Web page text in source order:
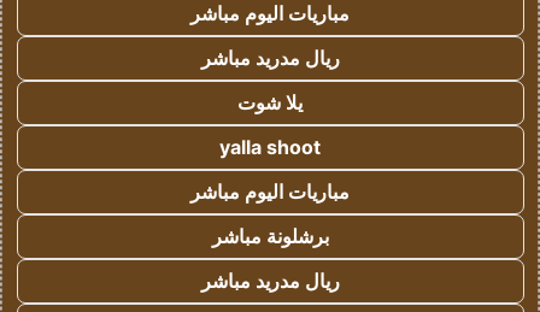
مباريات اليوم مباشر
ريال مدريد مباشر
يلا شوت
yalla shoot
مباريات اليوم مباشر
برشلونة مباشر
ريال مدريد مباشر